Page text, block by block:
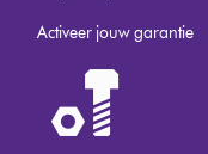
Activeer jouw garantie